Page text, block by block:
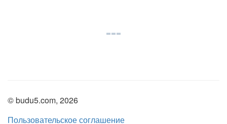
© budu5.com, 2026
Пользовательское соглашение